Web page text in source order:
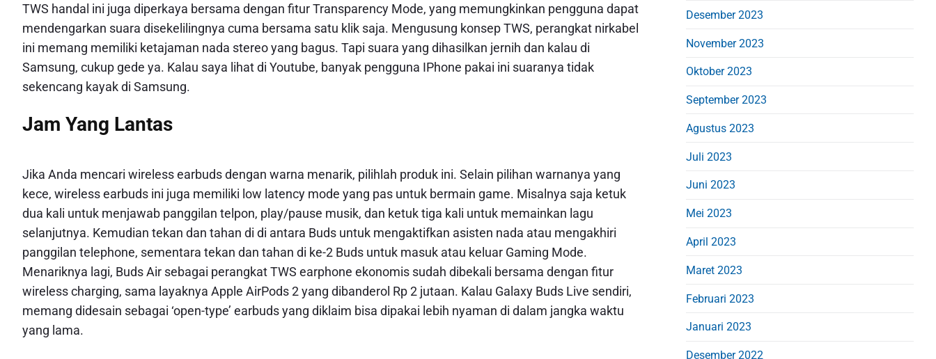
TWS handal ini juga diperkaya bersama dengan fitur Transparency Mode, yang memungkinkan pengguna dapat
mendengarkan suara disekelilingnya cuma bersama satu klik saja. Mengusung konsep TWS, perangkat nirkabel
ini memang memiliki ketajaman nada stereo yang bagus. Tapi suara yang dihasilkan jernih dan kalau di
Samsung, cukup gede ya. Kalau saya lihat di Youtube, banyak pengguna IPhone pakai ini suaranya tidak
sekencang kayak di Samsung.
Jam Yang Lantas
Jika Anda mencari wireless earbuds dengan warna menarik, pilihlah produk ini. Selain pilihan warnanya yang
kece, wireless earbuds ini juga memiliki low latency mode yang pas untuk bermain game. Misalnya saja ketuk
dua kali untuk menjawab panggilan telpon, play/pause musik, dan ketuk tiga kali untuk memainkan lagu
selanjutnya. Kemudian tekan dan tahan di di antara Buds untuk mengaktifkan asisten nada atau mengakhiri
panggilan telephone, sementara tekan dan tahan di ke-2 Buds untuk masuk atau keluar Gaming Mode.
Menariknya lagi, Buds Air sebagai perangkat TWS earphone ekonomis sudah dibekali bersama dengan fitur
wireless charging, sama layaknya Apple AirPods 2 yang dibanderol Rp 2 jutaan. Kalau Galaxy Buds Live sendiri,
memang didesain sebagai ‘open-type’ earbuds yang diklaim bisa dipakai lebih nyaman di dalam jangka waktu
yang lama.
Desember 2023
November 2023
Oktober 2023
September 2023
Agustus 2023
Juli 2023
Juni 2023
Mei 2023
April 2023
Maret 2023
Februari 2023
Januari 2023
Desember 2022